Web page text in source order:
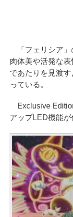
「フェリシア」
肉体美や活発な
であたりを見渡
っている。
Exclusive
アップLED機能が